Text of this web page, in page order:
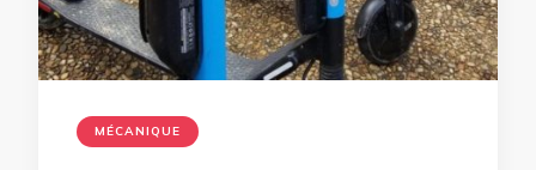
MÉCANIQUE